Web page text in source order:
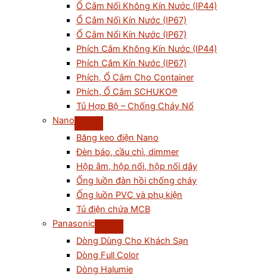
Ổ Cắm Nối Không Kín Nước (IP44)
Ổ Cắm Nối Kín Nước (IP67)
Ổ Cắm Nổi Kín Nước (IP67)
Phích Cắm Không Kín Nước (IP44)
Phích Cắm Kín Nước (IP67)
Phích, Ổ Cắm Cho Container
Phích, Ổ Cắm SCHUKO®
Tủ Hợp Bộ – Chống Cháy Nổ
Nano
Băng keo điện Nano
Đèn báo, cầu chì, dimmer
Hộp âm, hộp nổi, hộp nối dây
Ống luồn đàn hồi chống cháy
Ống luồn PVC và phụ kiện
Tủ điện chứa MCB
Panasonic
Dòng Dùng Cho Khách Sạn
Dòng Full Color
Dòng Halumie